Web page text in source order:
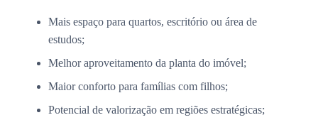
Mais espaço para quartos, escritório ou área de
estudos;
Melhor aproveitamento da planta do imóvel;
Maior conforto para famílias com filhos;
Potencial de valorização em regiões estratégicas;